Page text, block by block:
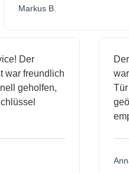
Markus B.
Der
war freundlich
geholfen,